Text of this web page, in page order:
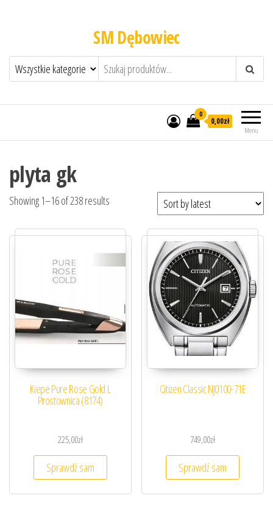
SM Dębowiec
Menu
0
0,00zł
plyta gk
Showing 1–16 of 238 results
Kiepe Pure Rose Gold L
Prostownica (8174)
225,00zł
Sprawdź sam
Citizen Classic NJ0100-71E
749,00zł
Sprawdź sam